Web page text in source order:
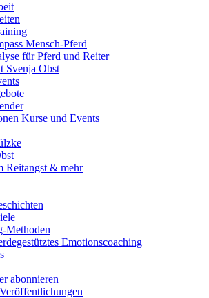
Mensch-Pferd
für Pferd und Reiter
Svenja Obst
Kurse und Events
Reitangst & mehr
Methoden
Emotionscoaching
abonnieren